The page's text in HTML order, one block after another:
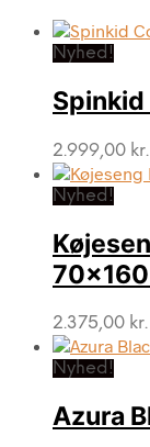
Nyhed!
Spinkid
2.999,00 kr.
Nyhed!
2.375,00 kr.
Nyhed!
Azura